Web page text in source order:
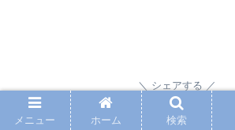
シェアする
メニュー ホーム 検索